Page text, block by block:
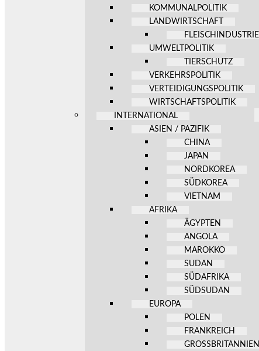
KOMMUNALPOLITIK
LANDWIRTSCHAFT
FLEISCHINDUSTRIE
UMWELTPOLITIK
TIERSCHUTZ
VERKEHRSPOLITIK
VERTEIDIGUNGSPOLITIK
WIRTSCHAFTSPOLITIK
INTERNATIONAL
ASIEN / PAZIFIK
CHINA
JAPAN
NORDKOREA
SÜDKOREA
VIETNAM
AFRIKA
ÄGYPTEN
ANGOLA
MAROKKO
SUDAN
SÜDAFRIKA
SÜDSUDAN
EUROPA
POLEN
FRANKREICH
GROSSBRITANNIEN